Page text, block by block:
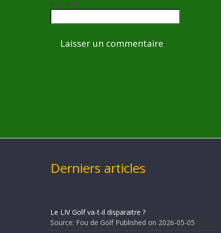
Site web
Derniers articles
Le LIV Golf va-t-il disparaitre ?
Source: Fou de Golf Published on 2026-05-05